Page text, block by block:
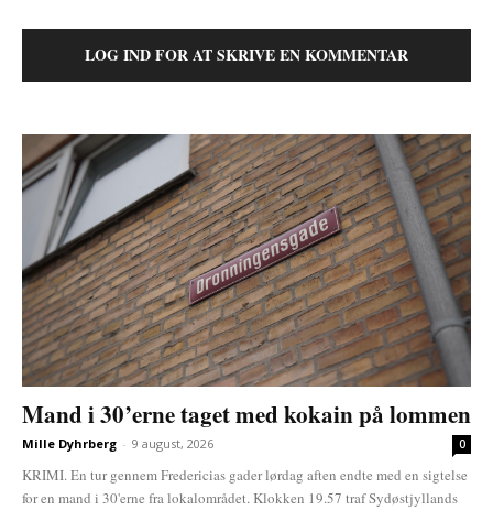
LOG IND FOR AT SKRIVE EN KOMMENTAR
Mand i 30’erne taget med kokain på lommen
Mille Dyhrberg - 9 august, 2026 0
KRIMI. En tur gennem Fredericias gader lørdag aften endte med en sigtelse
for en mand i 30'erne fra lokalområdet. Klokken 19.57 traf Sydøstjyllands